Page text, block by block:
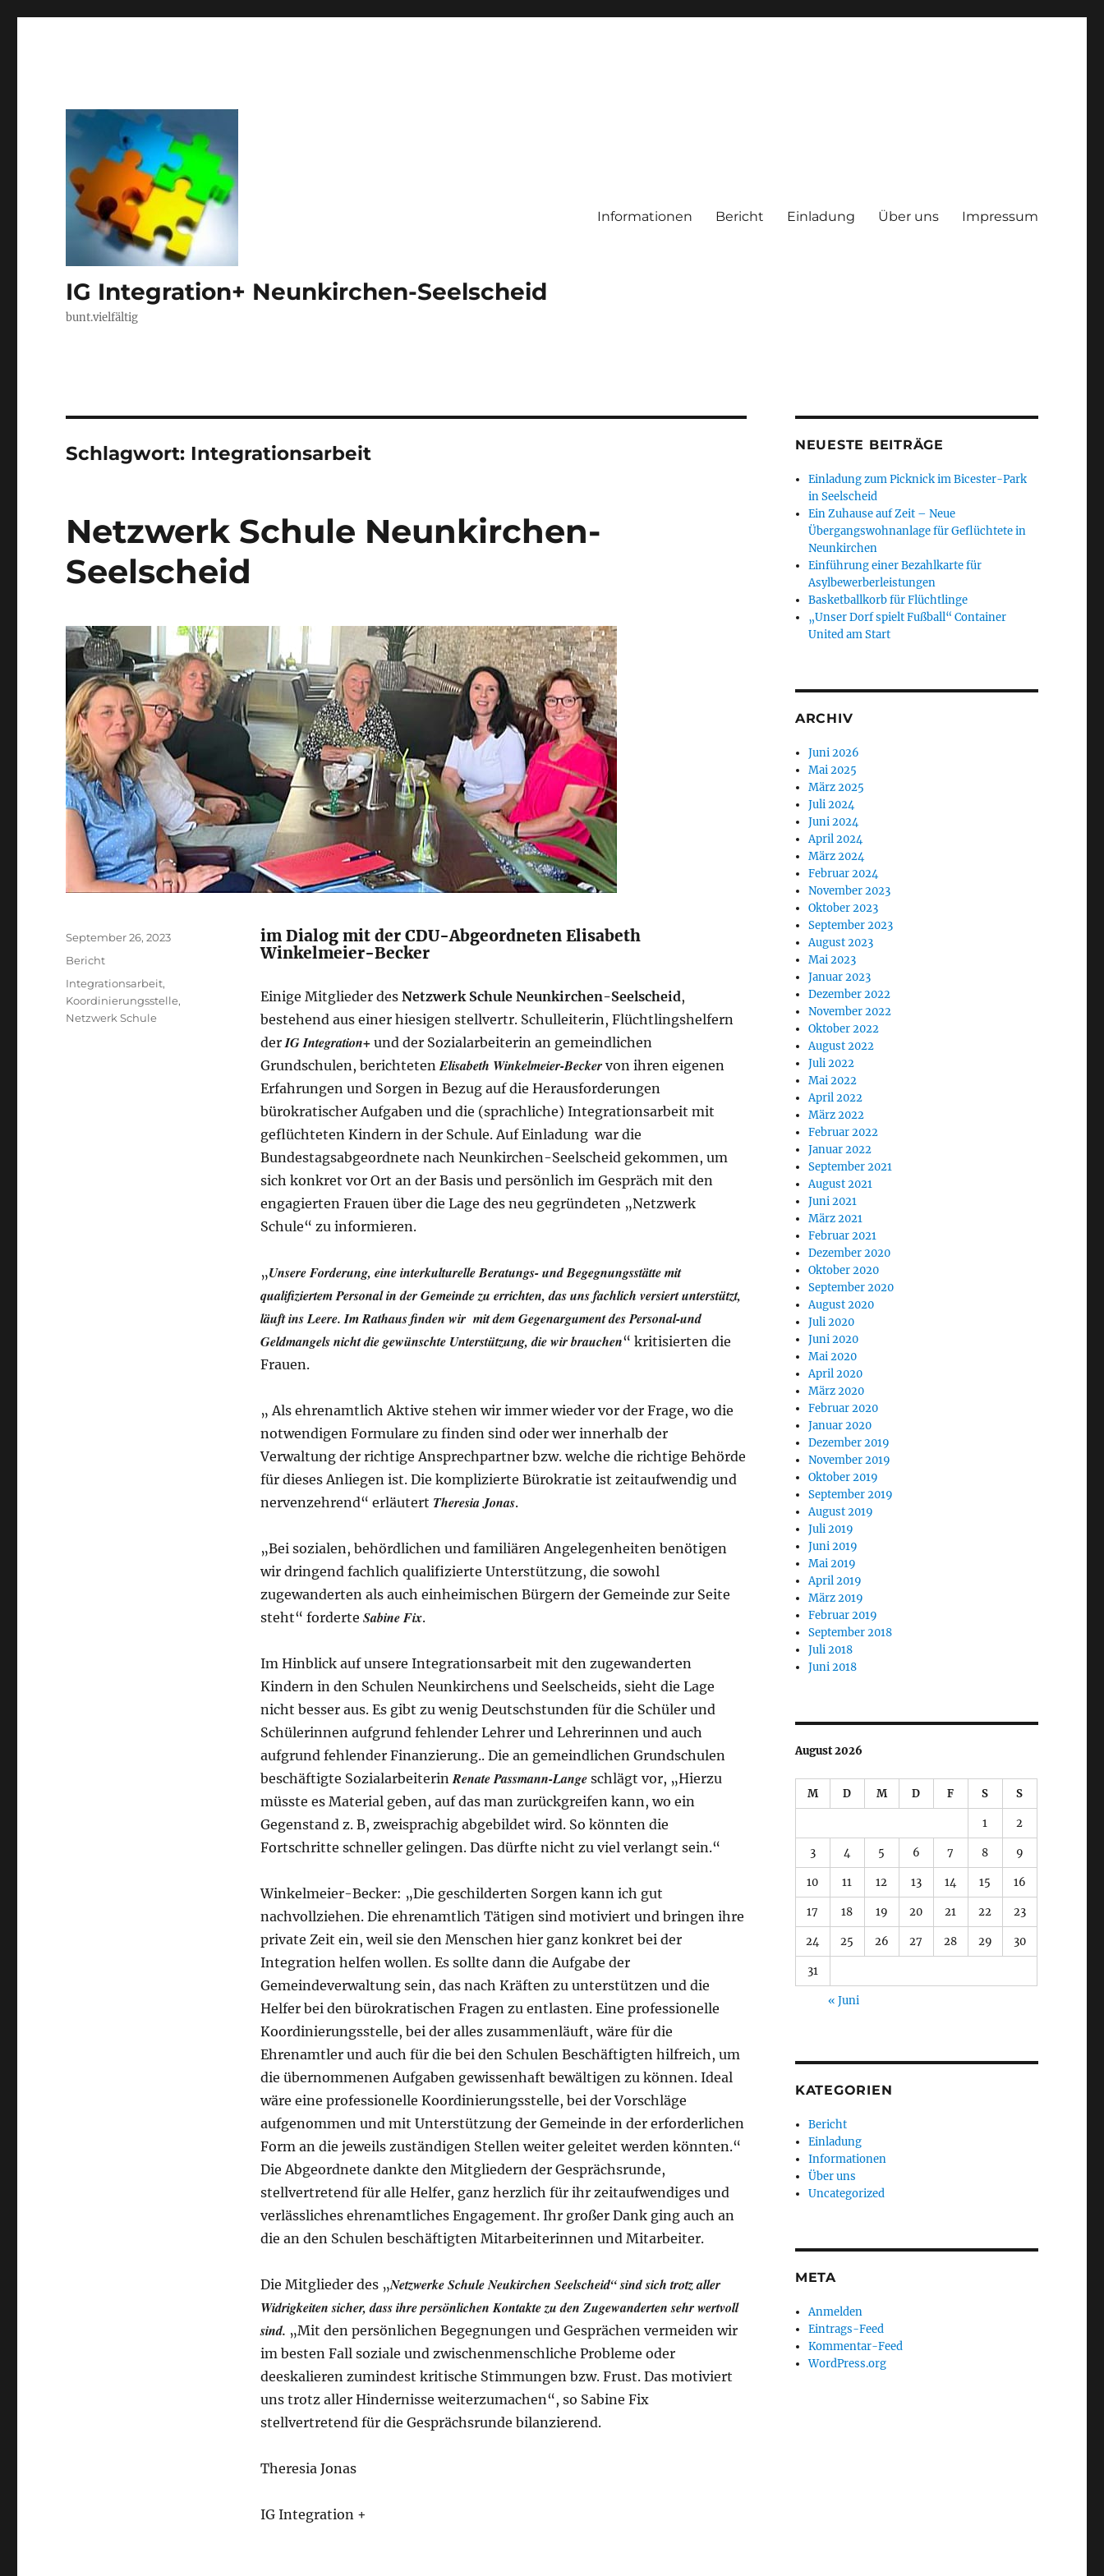
IG Integration+ Neunkirchen-Seelscheid
bunt.vielfältig
Informationen Bericht Einladung Über uns Impressum
Schlagwort: Integrationsarbeit
Netzwerk Schule Neunkirchen-
Seelscheid
im Dialog mit der CDU-Abgeordneten Elisabeth
Winkelmeier-Becker
Einige Mitglieder des Netzwerk Schule Neunkirchen-Seelscheid,
bestehend aus einer hiesigen stellvertr. Schulleiterin, Flüchtlingshelfern
derIG Integration+und der Sozialarbeiterin an gemeindlichen
Grundschulen, berichtetenElisabeth Winkelmeier-Becker von ihren eigenen
Erfahrungen und Sorgen in Bezug auf die Herausforderungen
bürokratischer Aufgaben und die (sprachliche) Integrationsarbeit mit
geflüchteten Kindern in der Schule. Auf Einladung war die
Bundestagsabgeordnete nach Neunkirchen-Seelscheid gekommen, um
sich konkret vor Ort an der Basis und persönlich im Gespräch mit den
engagierten Frauen über die Lage des neu gegründeten „Netzwerk
Schule“ zu informieren.
„Unsere Forderung, eine interkulturelle Beratungs- und Begegnungsstätte mit
qualifiziertem Personal in der Gemeinde zu errichten, das uns fachlich versiert unterstützt,
läuft ins Leere. Im Rathaus finden wir mit dem Gegenargument des Personal-und
Geldmangels nicht die gewünschte Unterstützung, die wir brauchen“ kritisierten die
Frauen.
„ Als ehrenamtlich Aktive stehen wir immer wieder vor der Frage, wo die
notwendigen Formulare zu finden sind oder wer innerhalb der
Verwaltung der richtige Ansprechpartner bzw. welche die richtige Behörde
für dieses Anliegen ist. Die komplizierte Bürokratie ist zeitaufwendig und
nervenzehrend“ erläutert Theresia Jonas.
„Bei sozialen, behördlichen und familiären Angelegenheiten benötigen
wir dringend fachlich qualifizierte Unterstützung, die sowohl
zugewanderten als auch einheimischen Bürgern der Gemeinde zur Seite
steht“ forderte Sabine Fix.
Im Hinblick auf unsere Integrationsarbeit mit den zugewanderten
Kindern in den Schulen Neunkirchens und Seelscheids, sieht die Lage
nicht besser aus. Es gibt zu wenig Deutschstunden für die Schüler und
Schülerinnen aufgrund fehlender Lehrer und Lehrerinnen und auch
aufgrund fehlender Finanzierung.. Die an gemeindlichen Grundschulen
beschäftigte SozialarbeiterinRenate Passmann-Langeschlägt vor, „Hierzu
müsste es Material geben, auf das man zurückgreifen kann, wo ein
Gegenstand z. B, zweisprachig abgebildet wird. So könnten die
Fortschritte schneller gelingen. Das dürfte nicht zu viel verlangt sein.“
Winkelmeier-Becker: „Die geschilderten Sorgen kann ich gut
nachvollziehen. Die ehrenamtlich Tätigen sind motiviert und bringen ihre
private Zeit ein, weil sie den Menschen hier ganz konkret bei der
Integration helfen wollen. Es sollte dann die Aufgabe der
Gemeindeverwaltung sein, das nach Kräften zu unterstützen und die
Helfer bei den bürokratischen Fragen zu entlasten. Eine professionelle
Koordinierungsstelle, bei der alles zusammenläuft, wäre für die
Ehrenamtler und auch für die bei den Schulen Beschäftigten hilfreich, um
die übernommenen Aufgaben gewissenhaft bewältigen zu können. Ideal
wäre eine professionelle Koordinierungsstelle, bei der Vorschläge
aufgenommen und mit Unterstützung der Gemeinde in der erforderlichen
Form an die jeweils zuständigen Stellen weiter geleitet werden könnten.“
Die Abgeordnete dankte den Mitgliedern der Gesprächsrunde,
stellvertretend für alle Helfer, ganz herzlich für ihr zeitaufwendiges und
verlässliches ehrenamtliches Engagement. Ihr großer Dank ging auch an
die an den Schulen beschäftigten Mitarbeiterinnen und Mitarbeiter.
Die Mitglieder des „Netzwerke Schule Neukirchen Seelscheid“ sind sich trotz aller
Widrigkeiten sicher, dass ihre persönlichen Kontakte zu den Zugewanderten sehr wertvoll
sind. „Mit den persönlichen Begegnungen und Gesprächen vermeiden wir
im besten Fall soziale und zwischenmenschliche Probleme oder
deeskalieren zumindest kritische Stimmungen bzw. Frust. Das motiviert
uns trotz aller Hindernisse weiterzumachen“, so Sabine Fix
stellvertretend für die Gesprächsrunde bilanzierend.
Theresia Jonas
IG Integration +
Veröffentlicht
September 26, 2023
Kategorien
Bericht
Schlagwörter
Integrationsarbeit,
Koordinierungsstelle,
Netzwerk Schule
NEUESTE BEITRÄGE
Einladung zum Picknick im Bicester-Park
in Seelscheid
Ein Zuhause auf Zeit – Neue
Übergangswohnanlage für Geflüchtete in
Neunkirchen
Einführung einer Bezahlkarte für
Asylbewerberleistungen
Basketballkorb für Flüchtlinge
„Unser Dorf spielt Fußball“ Container
United am Start
ARCHIV
Juni 2026
Mai 2025
März 2025
Juli 2024
Juni 2024
April 2024
März 2024
Februar 2024
November 2023
Oktober 2023
September 2023
August 2023
Mai 2023
Januar 2023
Dezember 2022
November 2022
Oktober 2022
August 2022
Juli 2022
Mai 2022
April 2022
März 2022
Februar 2022
Januar 2022
September 2021
August 2021
Juni 2021
März 2021
Februar 2021
Dezember 2020
Oktober 2020
September 2020
August 2020
Juli 2020
Juni 2020
Mai 2020
April 2020
März 2020
Februar 2020
Januar 2020
Dezember 2019
November 2019
Oktober 2019
September 2019
August 2019
Juli 2019
Juni 2019
Mai 2019
April 2019
März 2019
Februar 2019
September 2018
Juli 2018
Juni 2018
August 2026
M D M D F S S
1 2
3 4 5 6 7 8 9
10 11 12 13 14 15 16
17 18 19 20 21 22 23
24 25 26 27 28 29 30
31
« Juni
KATEGORIEN
Bericht
Einladung
Informationen
Über uns
Uncategorized
META
Anmelden
Eintrags-Feed
Kommentar-Feed
WordPress.org